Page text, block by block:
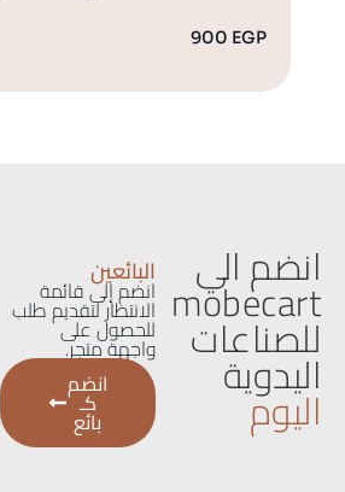
900 EGP
انضم الي
mobecart
للصناعات
اليدوية
اليوم
البائعين
انضم إلى قائمة
الانتظار لتقديم طلب
للحصول على
واجهة متجر.
انضم
كـ
بائع